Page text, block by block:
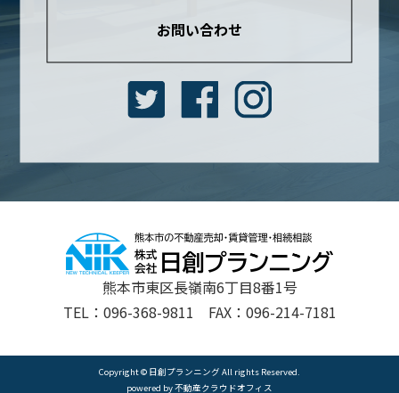
お問い合わせ
熊本市東区長嶺南6丁目8番1号
TEL：096-368-9811 FAX：096-214-7181
Copyright © 日創プランニング All rights Reserved.
powered by 不動産クラウドオフィス